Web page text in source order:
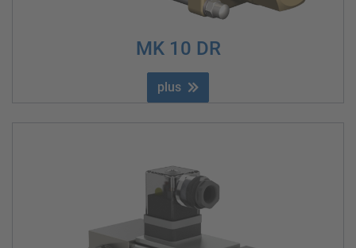
MK 10 DR
plus